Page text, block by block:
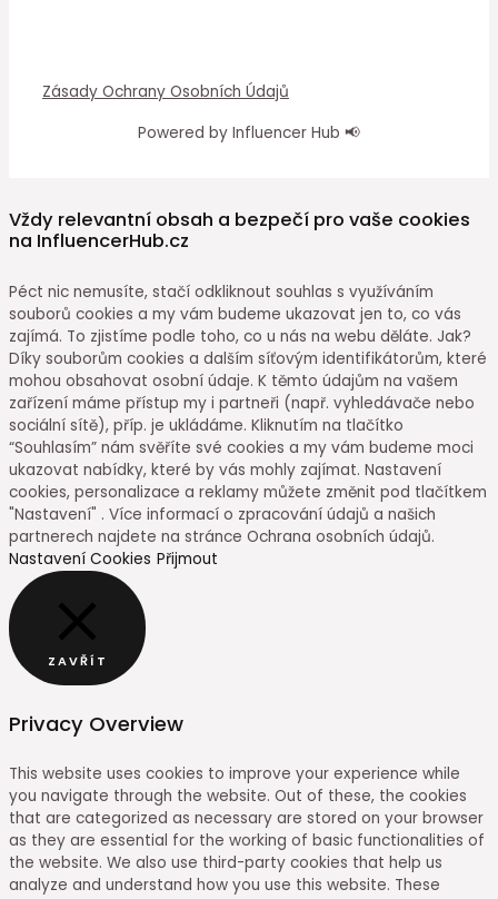
Zásady Ochrany Osobních Údajů
Powered by Influencer Hub 📢
Vždy relevantní obsah a bezpečí pro vaše cookies
na InfluencerHub.cz
Péct nic nemusíte, stačí odkliknout souhlas s využíváním
souborů cookies a my vám budeme ukazovat jen to, co vás
zajímá. To zjistíme podle toho, co u nás na webu děláte. Jak?
Díky souborům cookies a dalším síťovým identifikátorům, které
mohou obsahovat osobní údaje. K těmto údajům na vašem
zařízení máme přístup my i partneři (např. vyhledávače nebo
sociální sítě), příp. je ukládáme. Kliknutím na tlačítko
“Souhlasím” nám svěříte své cookies a my vám budeme moci
ukazovat nabídky, které by vás mohly zajímat. Nastavení
cookies, personalizace a reklamy můžete změnit pod tlačítkem
"Nastavení" . Více informací o zpracování údajů a našich
partnerech najdete na stránce Ochrana osobních údajů.
Nastavení Cookies Přijmout
ZAVŘÍT
Privacy Overview
This website uses cookies to improve your experience while
you navigate through the website. Out of these, the cookies
that are categorized as necessary are stored on your browser
as they are essential for the working of basic functionalities of
the website. We also use third-party cookies that help us
analyze and understand how you use this website. These